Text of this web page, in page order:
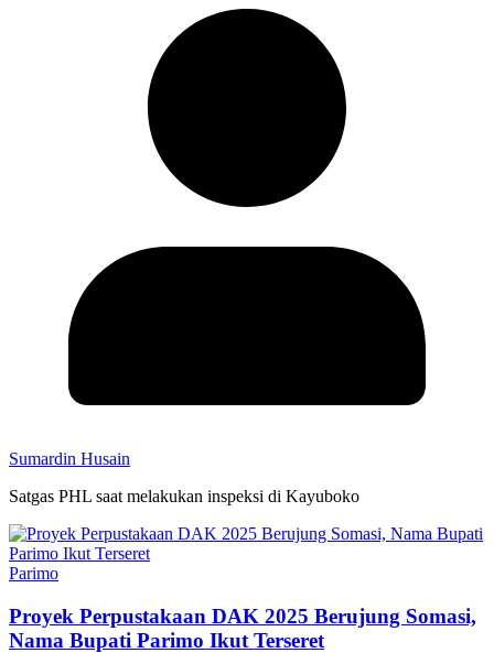
Sumardin Husain
Satgas PHL saat melakukan inspeksi di Kayuboko
Parimo
Proyek Perpustakaan DAK 2025 Berujung Somasi,
Nama Bupati Parimo Ikut Terseret